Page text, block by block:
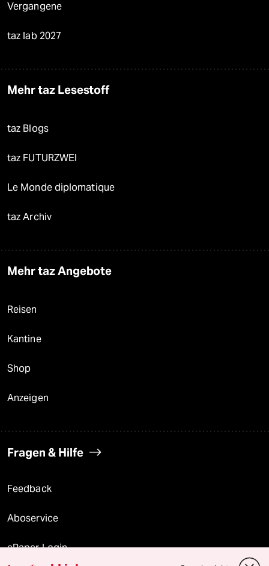
Vergangene
taz lab 2027
Mehr taz Lesestoff
taz Blogs
taz FUTURZWEI
Le Monde diplomatique
taz Archiv
Mehr taz Angebote
Reisen
Kantine
Shop
Anzeigen
Fragen & Hilfe
Feedback
Aboservice
ePaper Login